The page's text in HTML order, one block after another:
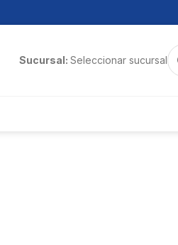
Sucursal: Seleccionar sucursal